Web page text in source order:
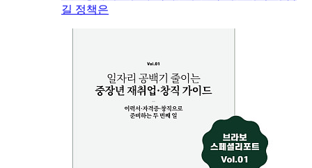
길 정책은